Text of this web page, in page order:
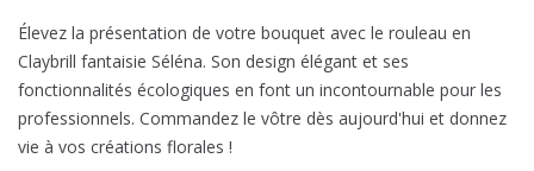
Élevez la présentation de votre bouquet avec le rouleau en
Claybrill fantaisie Séléna. Son design élégant et ses
fonctionnalités écologiques en font un incontournable pour les
professionnels. Commandez le vôtre dès aujourd'hui et donnez
vie à vos créations florales !